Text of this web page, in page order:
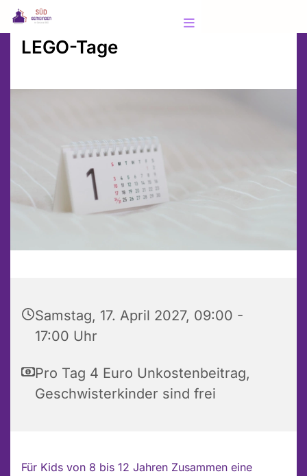
LEGO-Tage
Samstag, 17. April 2027, 09:00 -
17:00 Uhr
Pro Tag 4 Euro Unkostenbeitrag,
Geschwisterkinder sind frei
Für Kids von 8 bis 12 Jahren Zusammen eine